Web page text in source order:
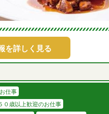
を詳しく見る
仕事
０歳以上歓迎のお仕事